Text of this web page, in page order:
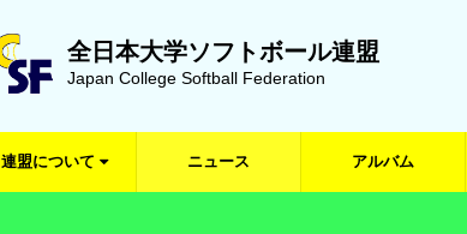
全日本大学ソフトボール連盟
Japan College Softball Federation
連盟について ニュース アルバム